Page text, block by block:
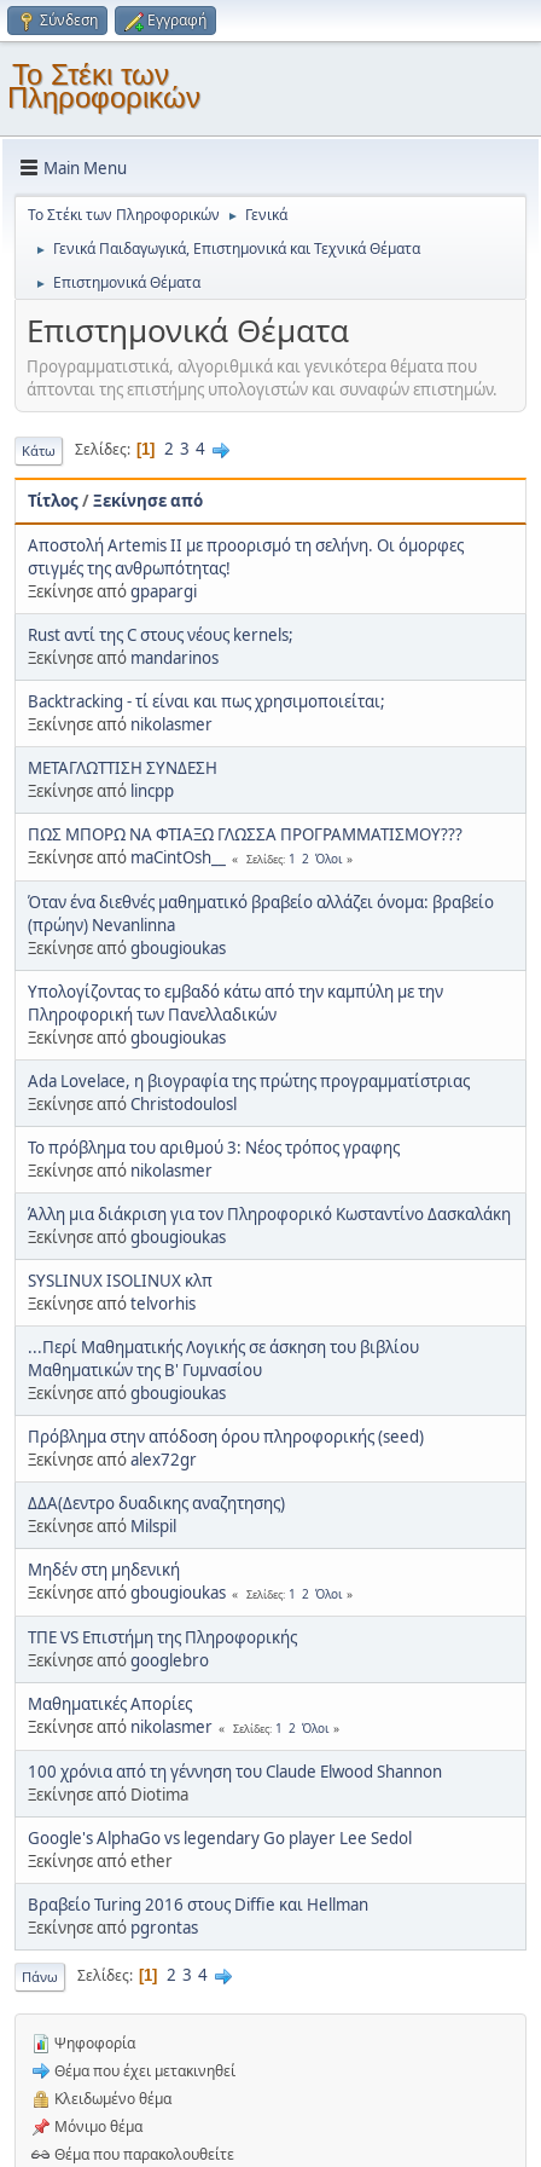
Σύνδεση Εγγραφή
Το Στέκι των
Πληροφορικών
Main Menu
Το Στέκι των Πληροφορικών ► Γενικά
► Γενικά Παιδαγωγικά, Επιστημονικά και Τεχνικά Θέματα
► Επιστημονικά Θέματα
Επιστημονικά Θέματα
Προγραμματιστικά, αλγοριθμικά και γενικότερα θέματα που
άπτονται της επιστήμης υπολογιστών και συναφών επιστημών.
Κάτω Σελίδες 1 2 3 4
Τίτλος/Ξεκίνησε από
Αποστολή Artemis II με προορισμό τη σελήνη. Οι όμορφες
στιγμές της ανθρωπότητας!
Ξεκίνησε απόgpapargi
Rust αντί της C στους νέους kernels;
Ξεκίνησε από mandarinos
Backtracking - τί είναι και πως χρησιμοποιείται;
Ξεκίνησε από nikolasmer
ΜΕΤΑΓΛΩΤΤΙΣΗ ΣΥΝΔΕΣΗ
Ξεκίνησε από lincpp
ΠΩΣ ΜΠΟΡΩ ΝΑ ΦΤΙΑΞΩ ΓΛΩΣΣΑ ΠΡΟΓΡΑΜΜΑΤΙΣΜΟΥ???
Ξεκίνησε από maCintOsh__ Σελίδες 1 2 Όλοι
Όταν ένα διεθνές μαθηματικό βραβείο αλλάζει όνομα: βραβείο
(πρώην) Nevanlinna
Ξεκίνησε απόgbougioukas
Υπολογίζοντας το εμβαδό κάτω από την καμπύλη με την
Πληροφορική των Πανελλαδικών
Ξεκίνησε απόgbougioukas
Ada Lovelace, η βιογραφία της πρώτης προγραμματίστριας
Ξεκίνησε απόChristodoulosl
Το πρόβλημα του αριθμού 3: Νέος τρόπος γραφης
Ξεκίνησε από nikolasmer
Άλλη μια διάκριση για τον Πληροφορικό Κωσταντίνο Δασκαλάκη
Ξεκίνησε απόgbougioukas
SYSLINUX ISOLINUX κλπ
Ξεκίνησε απόtelvorhis
...Περί Μαθηματικής Λογικής σε άσκηση του βιβλίου
Μαθηματικών της Β' Γυμνασίου
Ξεκίνησε απόgbougioukas
Πρόβλημα στην απόδοση όρου πληροφορικής (seed)
Ξεκίνησε απόalex72gr
ΔΔΑ(Δεντρο δυαδικης αναζητησης)
Ξεκίνησε από Milspil
Μηδέν στη μηδενική
Ξεκίνησε απόgbougioukas Σελίδες 1 2 Όλοι
ΤΠΕ VS Επιστήμη της Πληροφορικής
Ξεκίνησε απόgooglebro
Μαθηματικές Απορίες
Ξεκίνησε από nikolasmer Σελίδες 1 2 Όλοι
100 χρόνια από τη γέννηση του Claude Elwood Shannon
Ξεκίνησε από Diotima
Google's AlphaGo vs legendary Go player Lee Sedol
Ξεκίνησε από ether
Βραβείο Turing 2016 στους Diffie και Hellman
Ξεκίνησε από pgrontas
Πάνω Σελίδες 1 2 3 4
Ψηφοφορία
Θέμα που έχει μετακινηθεί
Κλειδωμένο θέμα
Μόνιμο θέμα
Θέμα που παρακολουθείτε